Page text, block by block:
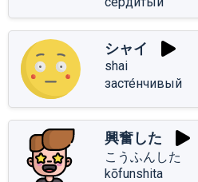
シャイ
shai
засте́нчивый
興奮した
こうふんした
kōfunshita